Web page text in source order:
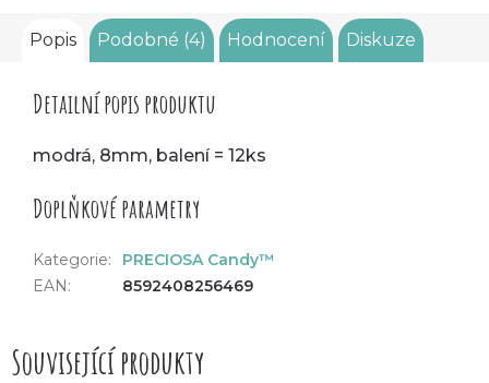
Popis Podobné (4) Hodnocení Diskuze
Detailní popis produktu
modrá, 8mm, balení = 12ks
Doplňkové parametry
Kategorie:
PRECIOSA Candy™
EAN: 8592408256469
Související produkty